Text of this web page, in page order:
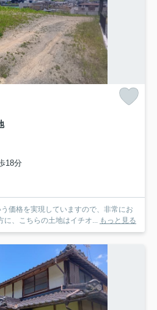
18分
価格を実現していますので、非常にお
に、こちらの土地はイチオ... もっと見る